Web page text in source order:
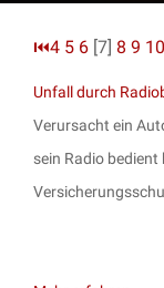
⏮4 5 6 [7] 8 9 10
Unfall durch
Verursacht ein
sein Radio bedient